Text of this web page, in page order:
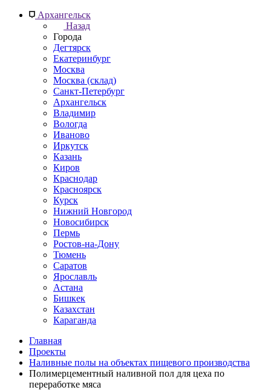
Архангельск
Назад
Города
Дегтярск
Екатеринбург
Москва
Москва (склад)
Санкт-Петербург
Архангельск
Владимир
Вологда
Иваново
Иркутск
Казань
Киров
Краснодар
Красноярск
Курск
Нижний Новгород
Новосибирск
Пермь
Ростов-на-Дону
Тюмень
Саратов
Ярославль
Астана
Бишкек
Казахстан
Караганда
Главная
Проекты
Наливные полы на объектах пищевого производства
Полимерцементный наливной пол для цеха по
переработке мяса